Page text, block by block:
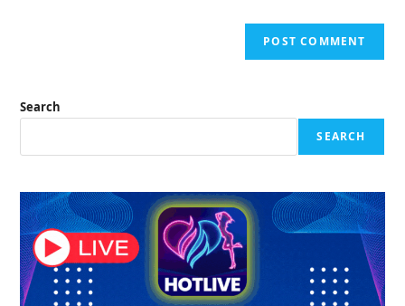
Search
SEARCH